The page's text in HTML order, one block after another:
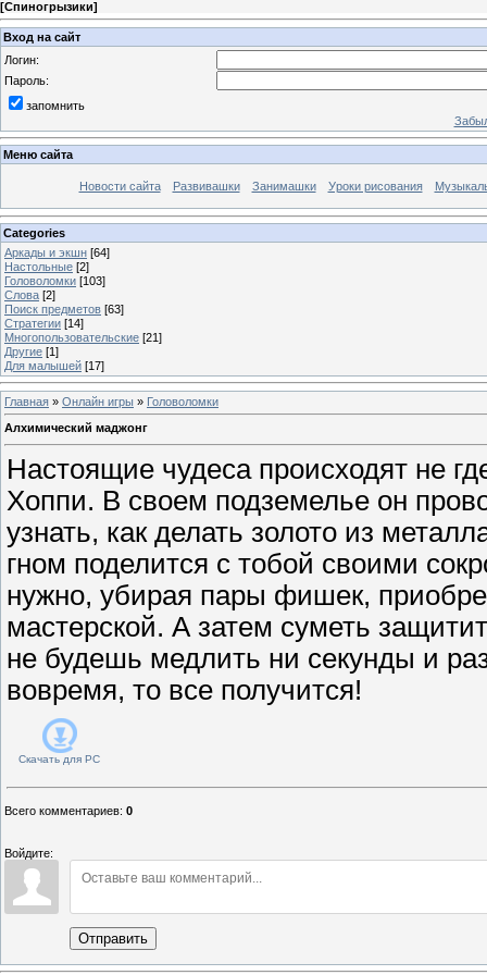
[Спиногрызики]
Вход на сайт
Логин:
Пароль:
запомнить
Меню сайта
Новости сайта Развивашки Занимашки Уроки рисования
Categories
Аркады и экшн [64]
Настольные [2]
Головоломки [103]
Слова [2]
Поиск предметов [63]
Стратегии [14]
Многопользовательские [21]
Другие [1]
Для малышей [17]
Главная » Онлайн игры » Головоломки
Алхимический маджонг
Настоящие чудеса происходят не
Хоппи. В своем подземелье он
узнать, как делать золото из
гном поделится с тобой своими
нужно, убирая пары фишек,
мастерской. А затем суметь
не будешь медлить ни секунды и
вовремя, то все получится!
Скачать для PC
Всего комментариев: 0
Войдите:
Отправить